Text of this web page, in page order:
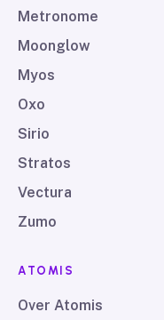
Metronome
Moonglow
Myos
Oxo
Sirio
Stratos
Vectura
Zumo
ATOMIS
Over Atomis